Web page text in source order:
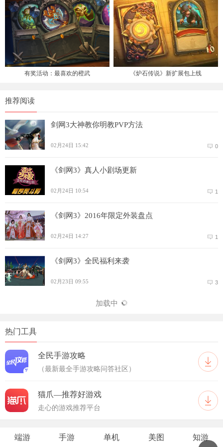
有奖活动：最喜欢的橙武 《炉石传说》新扩展包上线
推荐阅读
剑网3大神教你明教PVP方法
02月24日 15:42 0
《剑网3》真人小剧场更新
02月24日 10:54 1
《剑网3》2016年限定外装盘点
02月24日 14:27 1
《剑网3》全民福利来袭
02月23日 09:55 3
加载中
热门工具
全民手游攻略
（最新最全手游攻略问答社区）
猫爪—推荐好游戏
走心的游戏推荐平台
端游 手游 单机 美图 知游